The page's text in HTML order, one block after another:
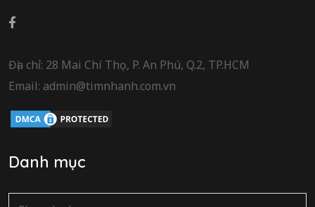
Địa chỉ: 28 Mai Chí Thọ, P. An Phú, Q.2, TP.HCM
Email: admin@timnhanh.com.vn
Danh mục
Danh